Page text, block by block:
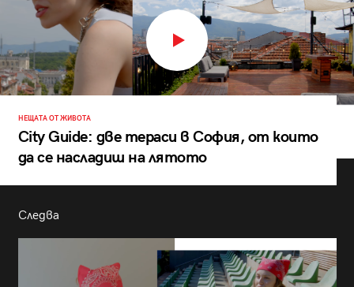
НЕЩАТА ОТ ЖИВОТА
City Guide: две тераси в София, от които
да се насладиш на лятото
Следва